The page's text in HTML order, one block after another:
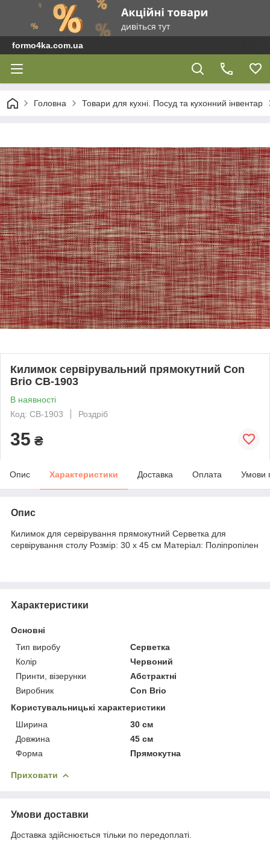
formo4ka.com.ua
Головна Товари для кухні. Посуд та кухонний інвентар
Килимок сервірувальний прямокутний Con
Brio CB-1903
В наявності
Код: CB-1903
Роздріб
35 ₴
Опис Характеристики Доставка Оплата Умови
Опис
Килимок для сервірування прямокутний Серветка для
сервірування столу Розмір: 30 х 45 см Матеріал: Поліпропілен
Характеристики
Основні
Тип виробу
Серветка
Колір
Червоний
Принти, візерунки
Абстрактні
Виробник
Con Brio
Користувальницькі характеристики
Ширина
30 см
Довжина
45 см
Форма
Прямокутна
Приховати
Умови доставки
Доставка здійснюється тільки по передоплаті.